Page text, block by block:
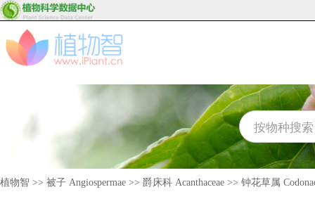
植物智 >> 被子 Angiospermae >> 爵床科 Acanthaceae >> 钟花草属